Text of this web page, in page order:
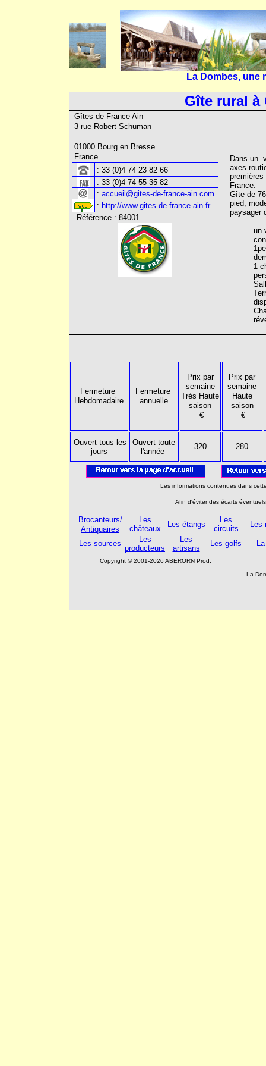
La Dombes, une
Gîte rural à
Gîtes de France Ain
3 rue Robert Schuman
01000 Bourg en Bresse
France
: 33 (0)4 74 23 82 66
: 33 (0)4 74 55 35 82
: accueil@gites-de-france-ain.com
: http://www.gites-de-france-ain.fr
Référence : 84001
Dans un
axes
premières
France.
Gîte de
pied,
paysager
un
1
Fermeture
Hebdomadaire
Fermeture
annuelle
Prix par
semaine
Très Haute
saison
€
Prix par
semaine
Haute
saison
€
Ouvert tous les
jours
Ouvert toute
l'année
320 280
Les informations contenues dans
Afin d'éviter des écarts
Brocanteurs/
Antiquaires
Les
châteaux
Les étangs
Les
circuits
Les
Les sources
Les
producteurs
Les
artisans
Les golfs
Copyright © 2001-2026 ABERORN Prod.
La